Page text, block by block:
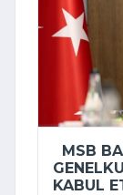
MSB
KABUL